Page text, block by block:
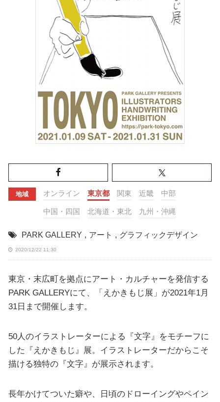
地域 オンライン 東京都 関東 近畿 中部
中国・四国 北海道・東北 九州・沖縄
PARK GALLERY , アート , グラフィックデザイン
2020/12/22 11:30
東京・末広町を拠点にアート・カルチャーを発信する
PARK GALLERYにて、「えかきもじ展」が2021年1月
31日まで開催します。
50人のイラストレーターによる『文字』をモチーフに
した『えかきもじ』展。イラストレーターだからこそ
描ける独特の『文字』が展示されます。
長年かけてついた癖や、日頃のドローイングやペイン